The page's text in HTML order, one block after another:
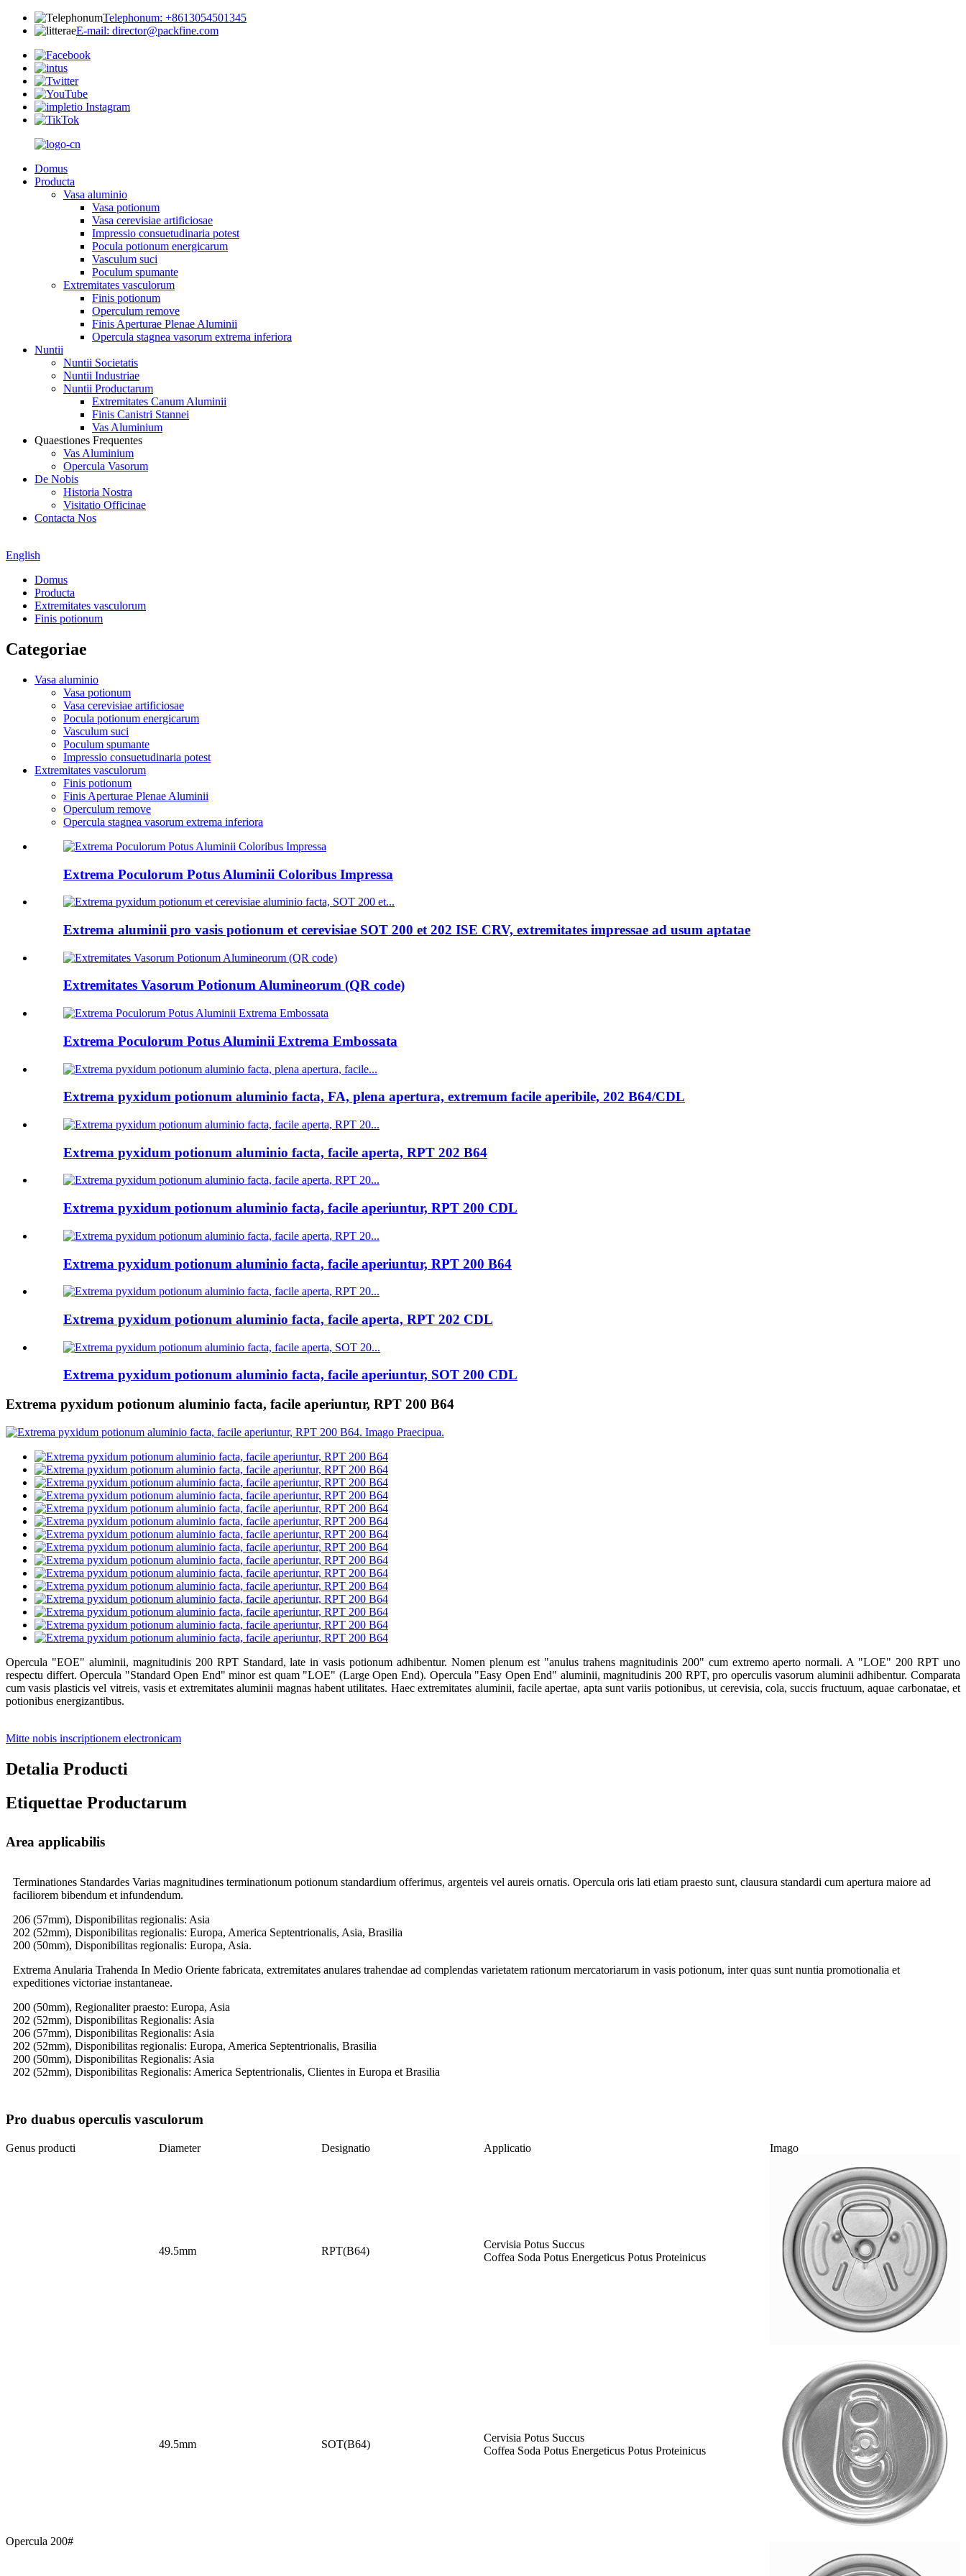
Telephonum: +8613054501345
E-mail: director@packfine.com
Domus
Producta
Vasa aluminio
Vasa potionum
Vasa cerevisiae artificiosae
Impressio consuetudinaria potest
Pocula potionum energicarum
Vasculum suci
Poculum spumante
Extremitates vasculorum
Finis potionum
Operculum remove
Finis Aperturae Plenae Aluminii
Opercula stagnea vasorum extrema inferiora
Nuntii
Nuntii Societatis
Nuntii Industriae
Nuntii Productarum
Extremitates Canum Aluminii
Finis Canistri Stannei
Vas Aluminium
Quaestiones Frequentes
Vas Aluminium
Opercula Vasorum
De Nobis
Historia Nostra
Visitatio Officinae
Contacta Nos
English
Domus
Producta
Extremitates vasculorum
Finis potionum
Categoriae
Vasa aluminio
Vasa potionum
Vasa cerevisiae artificiosae
Pocula potionum energicarum
Vasculum suci
Poculum spumante
Impressio consuetudinaria potest
Extremitates vasculorum
Finis potionum
Finis Aperturae Plenae Aluminii
Operculum remove
Opercula stagnea vasorum extrema inferiora
Extrema Poculorum Potus Aluminii Coloribus Impressa
Extrema aluminii pro vasis potionum et cerevisiae SOT 200 et 202 ISE CRV, extremitates impressae ad usum aptatae
Extremitates Vasorum Potionum Alumineorum (QR code)
Extrema Poculorum Potus Aluminii Extrema Embossata
Extrema pyxidum potionum aluminio facta, FA, plena apertura, extremum facile aperibile, 202 B64/CDL
Extrema pyxidum potionum aluminio facta, facile aperta, RPT 202 B64
Extrema pyxidum potionum aluminio facta, facile aperiuntur, RPT 200 CDL
Extrema pyxidum potionum aluminio facta, facile aperiuntur, RPT 200 B64
Extrema pyxidum potionum aluminio facta, facile aperta, RPT 202 CDL
Extrema pyxidum potionum aluminio facta, facile aperiuntur, SOT 200 CDL
Extrema pyxidum potionum aluminio facta, facile aperiuntur, RPT 200 B64
Opercula "EOE" aluminii, magnitudinis 200 RPT Standard, late in vasis potionum adhibentur. Nomen plenum est "anulus trahens magnitudinis 200" cum extremo aperto normali. A "LOE" 200 RPT uno
respectu differt. Opercula "Standard Open End" minor est quam "LOE" (Large Open End). Opercula "Easy Open End" aluminii, magnitudinis 200 RPT, pro operculis vasorum aluminii adhibentur. Comparata
cum vasis plasticis vel vitreis, vasis et extremitates aluminii magnas habent utilitates. Haec extremitates aluminii, facile apertae, apta sunt variis potionibus, ut cerevisia, cola, succis fructuum, aquae carbonatae, et
potionibus energizantibus.
Mitte nobis inscriptionem electronicam
Detalia Producti
Etiquettae Productarum
Area applicabilis
Terminationes Standardes Varias magnitudines terminationum potionum standardium offerimus, argenteis vel aureis ornatis. Opercula oris lati etiam praesto sunt, clausura standardi cum apertura maiore ad
faciliorem bibendum et infundendum.
206 (57mm), Disponibilitas regionalis: Asia
202 (52mm), Disponibilitas regionalis: Europa, America Septentrionalis, Asia, Brasilia
200 (50mm), Disponibilitas regionalis: Europa, Asia.
Extrema Anularia Trahenda In Medio Oriente fabricata, extremitates anulares trahendae ad complendas varietatem rationum mercatoriarum in vasis potionum, inter quas sunt nuntia promotionalia et
expeditiones victoriae instantaneae.
200 (50mm), Regionaliter praesto: Europa, Asia
202 (52mm), Disponibilitas Regionalis: Asia
206 (57mm), Disponibilitas Regionalis: Asia
202 (52mm), Disponibilitas regionalis: Europa, America Septentrionalis, Brasilia
200 (50mm), Disponibilitas Regionalis: Asia
202 (52mm), Disponibilitas Regionalis: America Septentrionalis, Clientes in Europa et Brasilia
Pro duabus operculis vasculorum
Genus producti Diameter Designatio Applicatio Imago
Opercula 200#
49.5mm RPT(B64)
Cervisia Potus Succus
Coffea Soda Potus Energeticus Potus Proteinicus
49.5mm SOT(B64)
Cervisia Potus Succus
Coffea Soda Potus Energeticus Potus Proteinicus